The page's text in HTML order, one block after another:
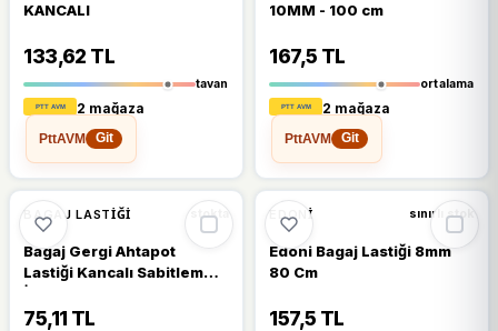
KANCALI
133,62 TL
tavan
2 mağaza
PttAVM
Git
10MM - 100 cm
167,5 TL
ortalama
2 mağaza
PttAVM
Git
%57 %57 DÜŞTÜ
BAGAJ LASTIĞI stokta
Bagaj Gergi Ahtapot
Lastiği Kancalı Sabitleme
75,11 TL
%12
EDONI sınırlı stok
Edoni Bagaj Lastiği 8mm
80 Cm
157,5 TL